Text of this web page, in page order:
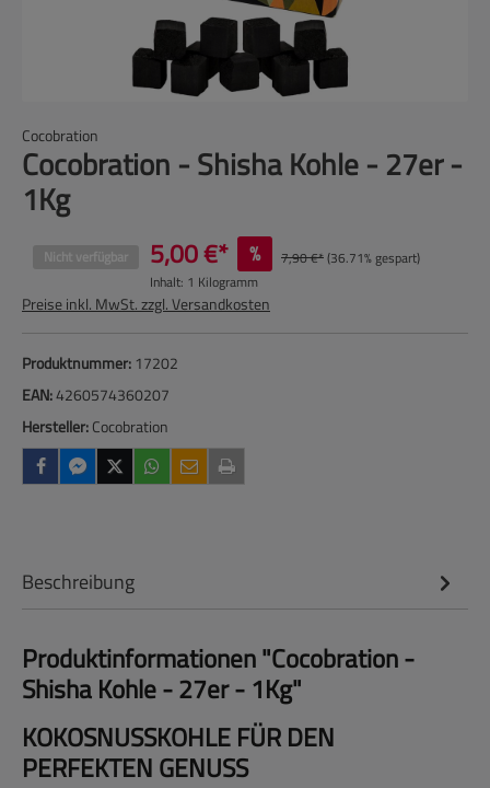
Cocobration
Cocobration - Shisha Kohle - 27er -
1Kg
Nicht verfügbar 5,00 €* % 7,90 €*(36.71% gespart)
Inhalt: 1 Kilogramm
Preise inkl. MwSt. zzgl. Versandkosten
Produktnummer: 17202
EAN:4260574360207
Hersteller:Cocobration
Beschreibung
Produktinformationen "Cocobration -
Shisha Kohle - 27er - 1Kg"
KOKOSNUSSKOHLE FÜR DEN
PERFEKTEN GENUSS